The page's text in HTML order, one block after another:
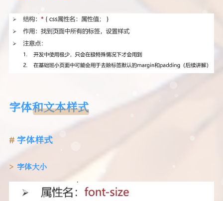
字体和文本样式
字体样式
字体大小